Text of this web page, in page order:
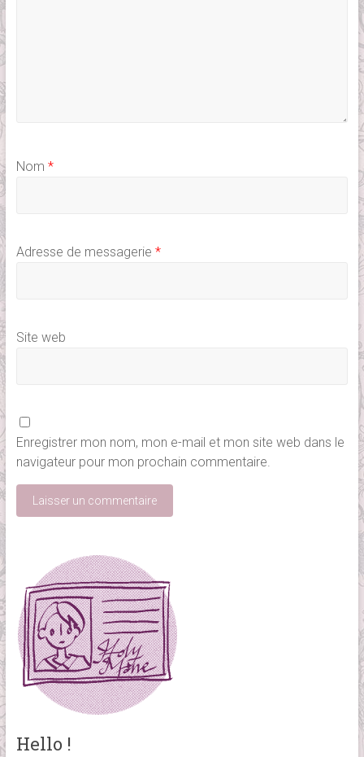
Nom *
Adresse de messagerie *
Site web
Enregistrer mon nom, mon e-mail et mon site web dans le
navigateur pour mon prochain commentaire.
Hello !